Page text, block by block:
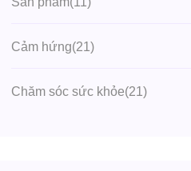
Cảm hứng(21)
Chăm sóc sức khỏe(21)